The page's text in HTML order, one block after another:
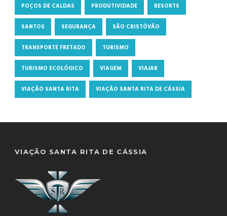
POÇOS DE CALDAS PRODUTIVIDADE RESORTS
SANTOS SEGURANÇA SÃO CRISTÓVÃO
TRANSPORTE FRETADO TURISMO
TURISMO ECOLÓGICO VIAGEM VIAJAR
VIAÇÃO SANTA RITA VIAÇÃO SANTA RITA DE CÁSSIA
VIAÇÃO SANTA RITA DE CÁSSIA